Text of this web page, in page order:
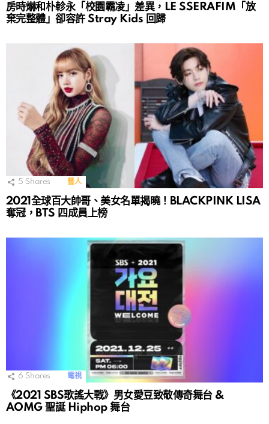
房時爀和朴軫永「校園霸凌」差異，LE SSERAFIM「放
棄完整體」卻容許 Stray Kids 回歸
5 Shares 藝人
2021全球百大帥哥、美女名單揭曉！BLACKPINK LISA
奪冠，BTS 四成員上榜
6 Shares 電視
《2021 SBS歌謠大戰》男女愛豆致敬傳奇舞台 &
AOMG 聖誕 Hiphop 舞台